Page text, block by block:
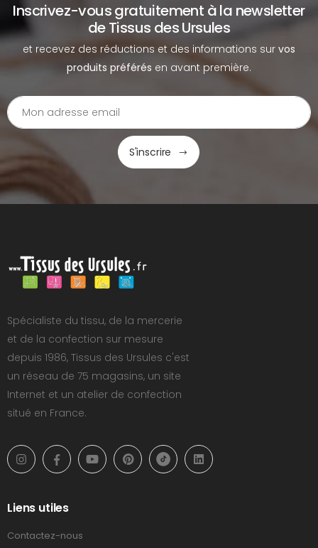
Inscrivez-vous gratuitement à la newsletter
de Tissus des Ursules
et recevez des réductions et des informations sur vos
produits préférés en avant première.
S'inscrire
Spécialiste du tissu, de la mercerie
et de la confection sur mesure
depuis 1986, Tissus des Ursules c'est
un réseau de 75 magasins, un site
Internet et un atelier de confection
situé en France.
Liens utiles
Contactez-nous